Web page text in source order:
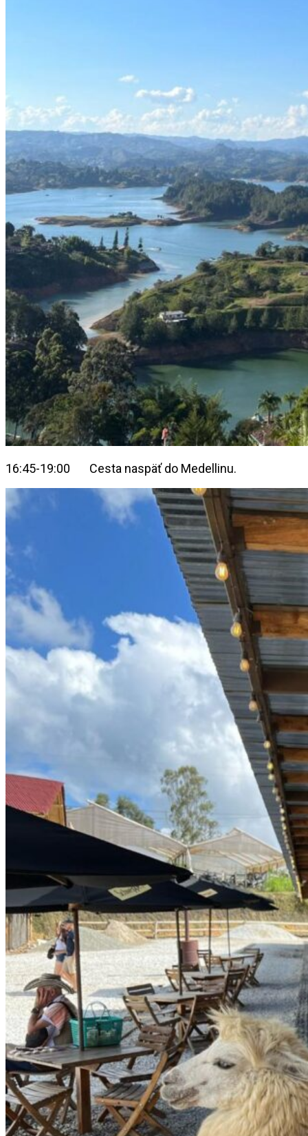
16:45-19:00 Cesta naspäť do Medellinu.